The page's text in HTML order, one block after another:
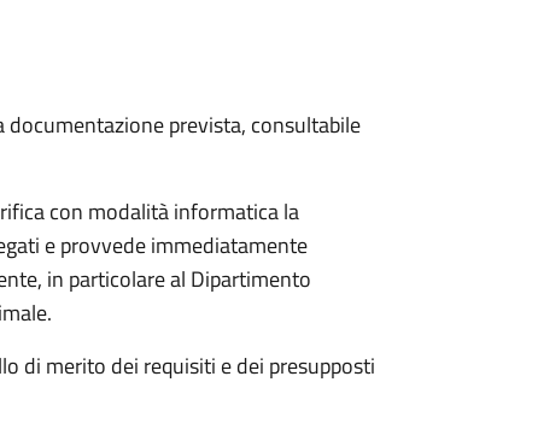
prevista, consultabile
con modalità informatica la
e provvede immediatamente
in particolare al Dipartimento
di merito dei requisiti e dei presupposti